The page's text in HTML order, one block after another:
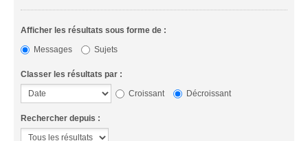
Afficher les résultats sous forme de :
Messages
Sujets
Classer les résultats par :
Croissant
Décroissant
Rechercher depuis :